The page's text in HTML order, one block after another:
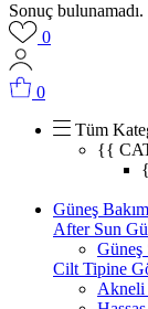
Sonuç bulunamadı.
0
0
Tüm
{{
Güneş
After Sun
Güneş
Cilt Tipine
Akneli